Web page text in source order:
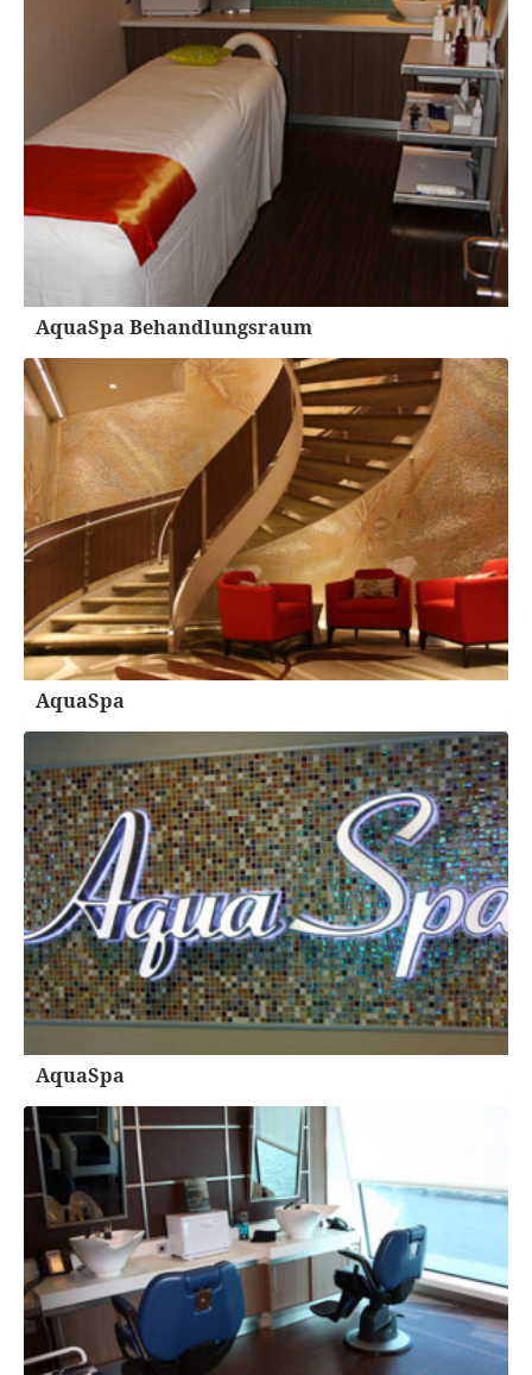
AquaSpa Behandlungsraum
AquaSpa
AquaSpa